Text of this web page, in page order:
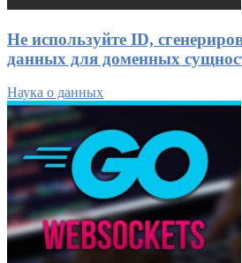
Не используйте ID,
данных для доменных
Наука о данных